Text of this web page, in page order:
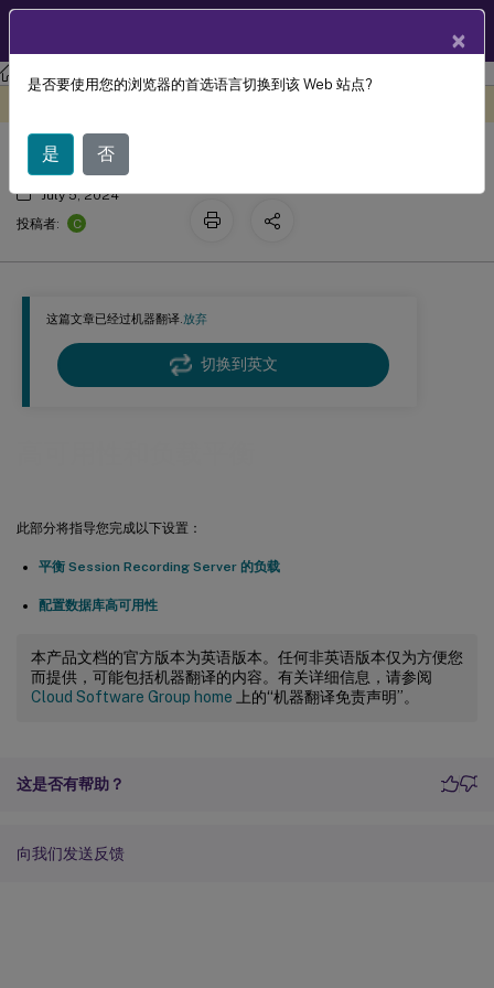
Session Recording Session Recording 2402 LTSR
这篇文章已经过机器翻译.放弃
切换到英文
此部分将指导您完成以下设置：
平衡 Session Recording Server 的负载
配置数据库高可用性
本产品文档的官方版本为英语版本。任何非英语版本仅为方便您
而提供，可能包括机器翻译的内容。有关详细信息，请参阅
Cloud Software Group home 上的“机器翻译免责声明”。
这是否有帮助？
向我们发送反馈
高可用性和负载平衡
July 5, 2024
投稿者:
C
×
是否要使用您的浏览器的首选语言切换到该 Web 站点?
是 否